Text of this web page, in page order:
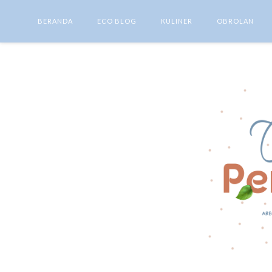
BERANDA ECO BLOG KULINER OBROLAN